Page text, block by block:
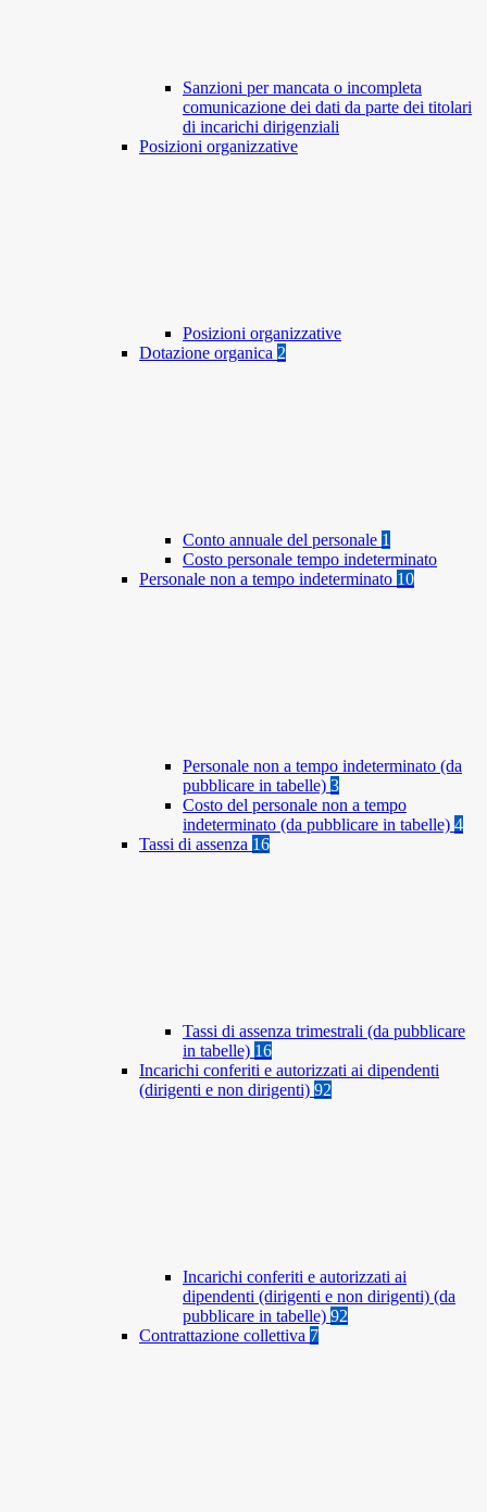
Sanzioni per mancata o incompleta
comunicazione dei dati da parte dei titolari
di incarichi dirigenziali
Posizioni organizzative
Posizioni organizzative
Dotazione organica 2
Conto annuale del personale 1
Costo personale tempo indeterminato
Personale non a tempo indeterminato 10
Personale non a tempo indeterminato (da
pubblicare in tabelle) 3
Costo del personale non a tempo
indeterminato (da pubblicare in tabelle) 4
Tassi di assenza 16
Tassi di assenza trimestrali (da pubblicare
in tabelle) 16
Incarichi conferiti e autorizzati ai dipendenti
(dirigenti e non dirigenti) 92
Incarichi conferiti e autorizzati ai
dipendenti (dirigenti e non dirigenti) (da
pubblicare in tabelle) 92
Contrattazione collettiva 7